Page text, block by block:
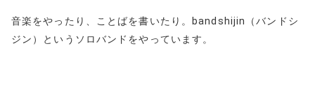
音楽をやったり、ことばを書いたり。bandshijin（バンドシ
ジン）というソロバンドをやっています。